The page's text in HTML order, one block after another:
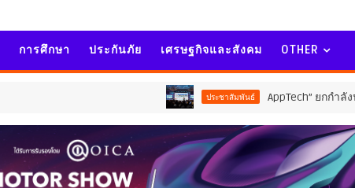
การศึกษา ประกันภัย เศรษฐกิจและสังคม OTHER
ประชาสัมพันธ์ AppTech”​ ยกกำลังประเทศไ